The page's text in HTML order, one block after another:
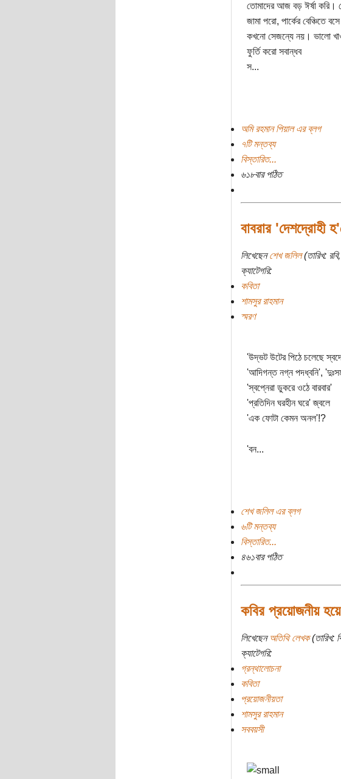
তোমাদের আজ বড় ঈর্ষা করি।
জামা পরো, পার্কের বেঞ্চিতে
কখনো সেজন্যে নয়। ভালো
ফুর্তি করো সবান্ধব
স...
অমি রহমান পিয়াল এর ব্লগ
৭টি মন্তব্য
বিস্তারিত...
৬১৮বার পঠিত
বাবরার 'দেশদ্রোহী
লিখেছেনশেখ জলিল(তারিখ:
ক্যাটেগরি:
কবিতা
শামসুর রাহমান
স্মরণ
'উদ্ভট উটের পিঠে চলেছে
'আদিগন্ত নগ্ন পদধ্বনি',
'স্বপ্নেরা ডুকরে ওঠে বারবার'
'প্রতিদিন ঘরহীন ঘরে' জ্বলে
'এক ফোটা কেমন অনল'!?
'বন...
শেখ জলিল এর ব্লগ
৬টি মন্তব্য
বিস্তারিত...
৪৬১বার পঠিত
কবির প্রয়োজনীয়
লিখেছেনঅতিথি লেখক(তারিখ:
ক্যাটেগরি:
গ্রন্থালোচনা
কবিতা
প্রয়োজনীয়তা
শামসুর রাহমান
সববয়সী